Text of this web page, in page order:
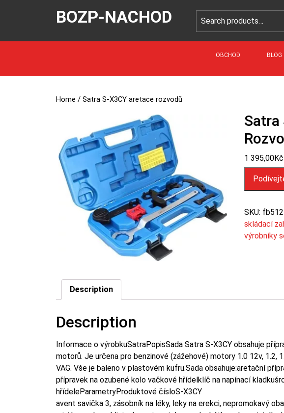
BOZP-NACHOD
OBCHOD BLOG
Home / Satra S-X3CY aretace rozvodů
Satra
1 395,00Kč
SKU:
skládací
výrobníky
Description
Description
Informace o výrobkuSatraPopisSada Satra S-X3CY obsahuje
motorů. Je určena pro benzinové (zážehové) motory 1.0 12v,
VAG. Vše je baleno v plastovém kufru.Sada obsahuje:aretační
přípravek na ozubené kolo vačkové hřídelklíč na napínací
hřídeleParametryProduktové čísloS-X3CY
avent savička 3, zásobník na léky, leky na erekci, nepromokavý